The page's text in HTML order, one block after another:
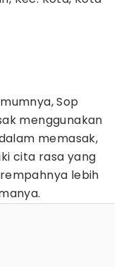
Sop
menggunakan
memasak,
cita rasa yang
lebih